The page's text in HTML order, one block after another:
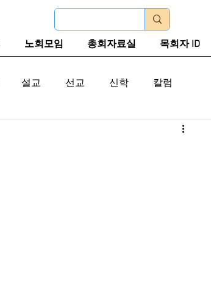
노회모임 총회자료실 목회자 ID
설교 선교 신학 칼럼